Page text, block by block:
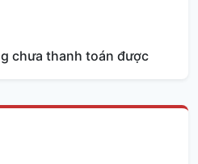
chưa thanh toán được